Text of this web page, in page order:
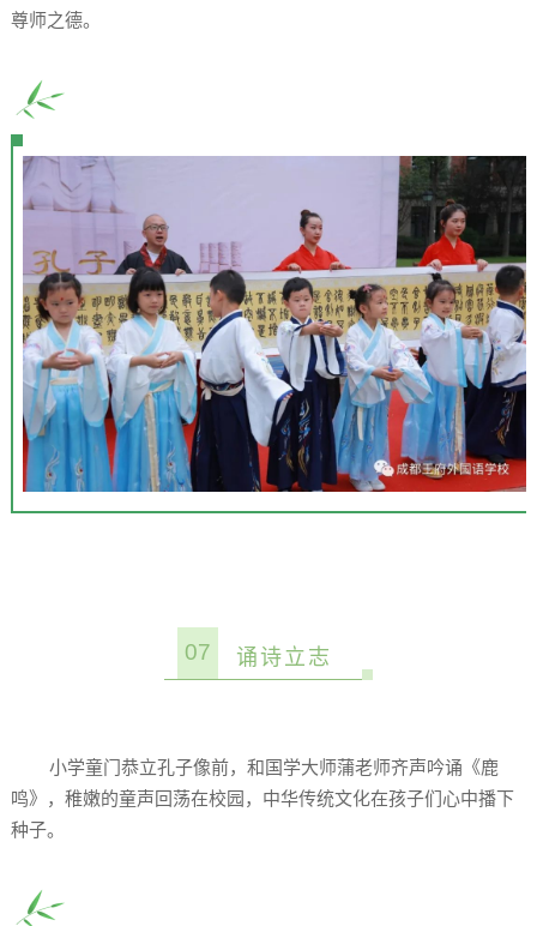
尊师之德。
07 诵诗立志
小学童门恭立孔子像前，和国学大师蒲老师齐声吟诵《鹿
鸣》，稚嫩的童声回荡在校园，中华传统文化在孩子们心中播下
种子。